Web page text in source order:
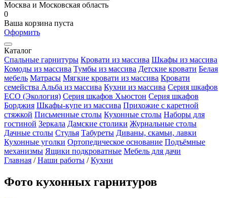
Москва и Московская область
0
Ваша корзина пуста
Оформить
Каталог
Спальные гарнитуры Кровати из массива Шкафы из массива
Комоды из массива Тумбы из массива Детские кровати Белая
мебель Матрасы Мягкие кровати из массива Кровати
семейства Альба из массива Кухни из массива Серия шкафов
ECO (Экология) Серия шкафов Хьюстон Серия шкафов
Борджия Шкафы-купе из массива Прихожие с каретной
стяжкой Письменные столы Кухонные столы Наборы для
гостиной Зеркала Дамские столики Журнальные столы
Дачные столы Стулья Табуреты Диваны, скамьи, лавки
Кухонные уголки Ортопедическое основание Подъёмные
механизмы Ящики подкроватные Мебель для дачи
Главная /Наши работы /Кухни
Фото кухонных гарнитуров